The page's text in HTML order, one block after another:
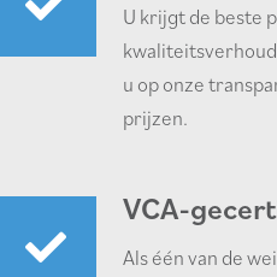
U krijgt de beste
u op onze
prijzen.
VCA-
Als één van de